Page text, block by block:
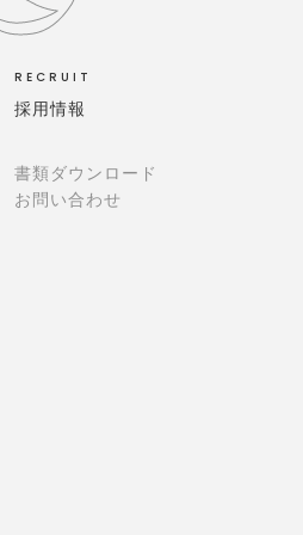
RECRUIT
採用情報
書類ダウンロード
お問い合わせ